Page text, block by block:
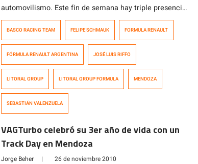
automovilismo. Este fin de semana hay triple presencia
chilena en la Fórmula Renault Argentina: Sebastián
Riffo, puntero del campeonato en la F3 y Felipe
Schmauk están representando los colores nacionales
en el Autódromo Jorge Ángel Pena […]
BASCO RACING TEAM FELIPE SCHMAUK FORMULA RENAULT
FÓRMULA RENAULT ARGENTINA JOSÉ LUIS RIFFO
LITORAL GROUP LITORAL GROUP FORMULA MENDOZA
SEBASTIÁN VALENZUELA
VAGTurbo celebró su 3er año de vida con un
Track Day en Mendoza
Jorge Beher | 26 de noviembre 2010